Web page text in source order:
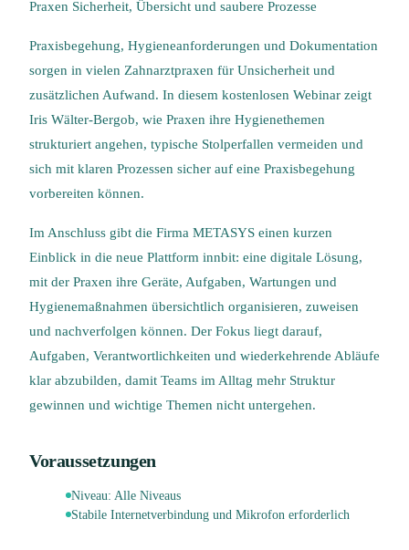
Praxen Sicherheit, Übersicht und saubere Prozesse
Praxisbegehung, Hygieneanforderungen und Dokumentation
sorgen in vielen Zahnarztpraxen für Unsicherheit und
zusätzlichen Aufwand. In diesem kostenlosen Webinar zeigt
Iris Wälter-Bergob, wie Praxen ihre Hygienethemen
strukturiert angehen, typische Stolperfallen vermeiden und
sich mit klaren Prozessen sicher auf eine Praxisbegehung
vorbereiten können.
Im Anschluss gibt die Firma METASYS einen kurzen
Einblick in die neue Plattform innbit: eine digitale Lösung,
mit der Praxen ihre Geräte, Aufgaben, Wartungen und
Hygienemaßnahmen übersichtlich organisieren, zuweisen
und nachverfolgen können. Der Fokus liegt darauf,
Aufgaben, Verantwortlichkeiten und wiederkehrende Abläufe
klar abzubilden, damit Teams im Alltag mehr Struktur
gewinnen und wichtige Themen nicht untergehen.
Voraussetzungen
Niveau: Alle Niveaus
Stabile Internetverbindung und Mikrofon erforderlich